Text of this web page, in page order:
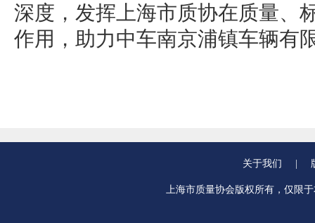
深度，发挥上海市质协在质量、
作用，助力中车南京浦镇车辆有
关于我们
上海市质量协会版权所有，仅限